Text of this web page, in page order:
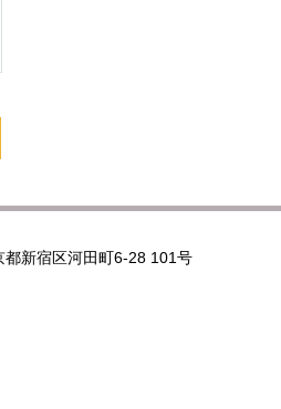
都新宿区河田町6-28 101号